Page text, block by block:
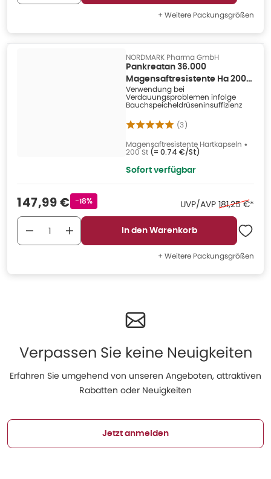
+ Weitere Packungsgrößen
NORDMARK Pharma GmbH
Pankreatan 36.000
Magensaftresistente Ha 200
St
Verwendung bei
Verdauungsproblemen infolge
Bauchspeicheldrüseninsuffizienz
(3)
Magensaftresistente Hartkapseln •
200 St (= 0.74 €/St)
Sofort verfügbar
Verkaufspreis
147,99 €Rabattstempel
-18% UVP/AVP Ehemaliger
181,25 €*
In den Warenkorb
+ Weitere Packungsgrößen
Verpassen Sie keine Neuigkeiten
Erfahren Sie umgehend von unseren Angeboten, attraktiven
Rabatten oder Neuigkeiten
Jetzt anmelden